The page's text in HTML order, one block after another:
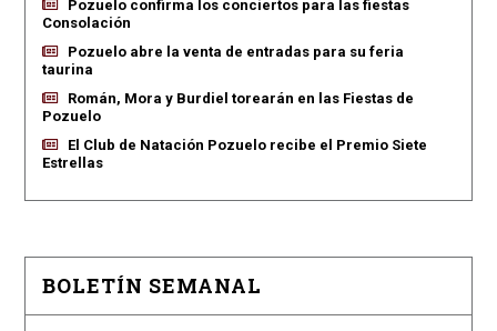
Pozuelo confirma los conciertos para las fiestas
Consolación
Pozuelo abre la venta de entradas para su feria
taurina
Román, Mora y Burdiel torearán en las Fiestas de
Pozuelo
El Club de Natación Pozuelo recibe el Premio Siete
Estrellas
BOLETÍN SEMANAL